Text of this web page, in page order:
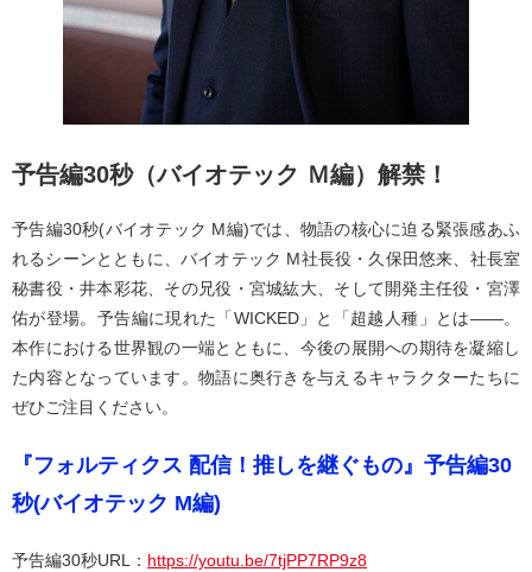
予告編30秒（バイオテック Ｍ編）解禁！
予告編30秒(バイオテック M編)では、物語の核心に迫る緊張感あふ
れるシーンとともに、バイオテック M社長役・久保田悠来、社長室
秘書役・井本彩花、その兄役・宮城紘大、そして開発主任役・宮澤
佑が登場。予告編に現れた「WICKED」と「超越人種」とは――。
本作における世界観の一端とともに、今後の展開への期待を凝縮し
た内容となっています。物語に奥行きを与えるキャラクターたちに
ぜひご注目ください。
『フォルティクス 配信！推しを継ぐもの』予告編30
秒(バイオテック M編)
予告編30秒URL： https://youtu.be/7tjPP7RP9z8